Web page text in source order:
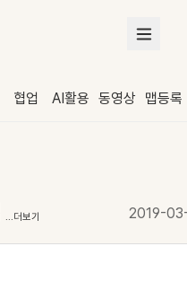
협업 AI활용 동영상 맵등록
...더보기 2019-